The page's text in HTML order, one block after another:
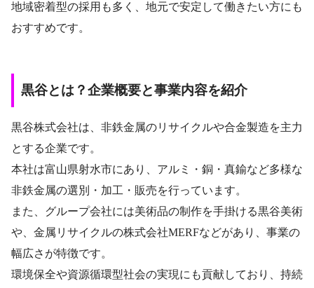
地域密着型の採用も多く、地元で安定して働きたい方にも
おすすめです。
黒谷とは？企業概要と事業内容を紹介
黒谷株式会社は、非鉄金属のリサイクルや合金製造を主力
とする企業です。
本社は富山県射水市にあり、アルミ・銅・真鍮など多様な
非鉄金属の選別・加工・販売を行っています。
また、グループ会社には美術品の制作を手掛ける黒谷美術
や、金属リサイクルの株式会社MERFなどがあり、事業の
幅広さが特徴です。
環境保全や資源循環型社会の実現にも貢献しており、持続